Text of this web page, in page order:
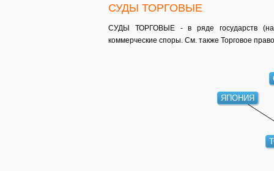
СУДЫ ТОРГОВЫЕ
СУДЫ ТОРГОВЫЕ - в ряде государств
коммерческие споры. См. также Торговое
ЯПОНИЯ